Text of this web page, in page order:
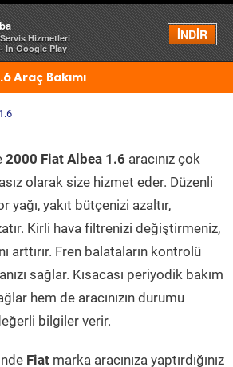
Hizmetleri
In Google Play
İNDİR
Menü
Araç Bakımı
1.6
2000 Fiat Albea 1.6 aracınız çok
olarak size hizmet eder. Düzenli
yakıt bütçenizi azaltır,
Kirli hava filtrenizi değiştirmeniz,
arttırır. Fren balataların kontrolü
sağlar. Kısacası periyodik bakım
hem de aracınızın durumu
bilgiler verir.
Fiat marka aracınıza yaptırdığınız